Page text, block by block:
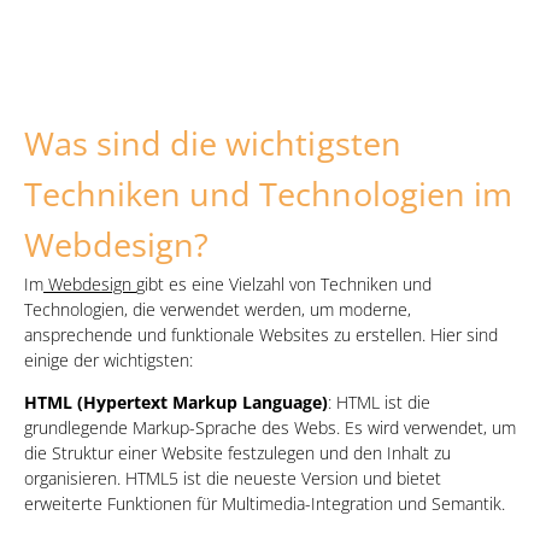
Was sind die wichtigsten
Techniken und Technologien im
Webdesign?
Im Webdesign gibt es eine Vielzahl von Techniken und
Technologien, die verwendet werden, um moderne,
ansprechende und funktionale Websites zu erstellen. Hier sind
einige der wichtigsten:
HTML (Hypertext Markup Language): HTML ist die
grundlegende Markup-Sprache des Webs. Es wird verwendet, um
die Struktur einer Website festzulegen und den Inhalt zu
organisieren. HTML5 ist die neueste Version und bietet
erweiterte Funktionen für Multimedia-Integration und Semantik.